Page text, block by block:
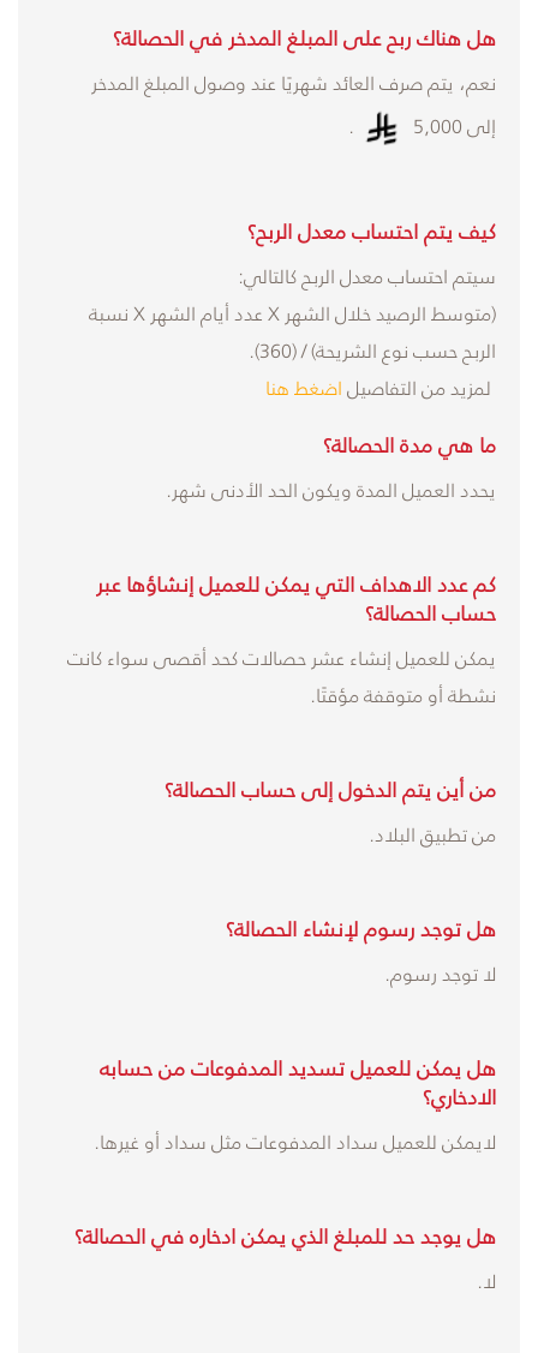
هل هناك ربح على المبلغ المدخر في الحصالة؟
نعم، يتم صرف العائد شهريًا عند وصول المبلغ المدخر
إلى 5,000
.
كيف يتم احتساب معدل الربح؟
سيتم احتساب معدل الربح كالتالي:
(متوسط الرصيد خلال الشهر X عدد أيام الشهر X نسبة
الربح حسب نوع الشريحة) / (360).
لمزيد من التفاصيلاضغط هنا
ما هي مدة الحصالة؟
يحدد العميل المدة ويكون الحد الأدنى شهر.
كم عدد الاهداف التي يمكن للعميل إنشاؤها عبر
حساب الحصالة؟
يمكن للعميل إنشاء عشر حصالات كحد أقصى سواء كانت
نشطة أو متوقفة مؤقتًا.
من أين يتم الدخول إلى حساب الحصالة؟
من تطبيق البلاد.
هل توجد رسوم لإنشاء الحصالة؟
لا توجد رسوم.
هل يمكن للعميل تسديد المدفوعات من حسابه
الادخاري؟
لايمكن للعميل سداد المدفوعات مثل سداد أو غيرها.
هل يوجد حد للمبلغ الذي يمكن ادخاره في الحصالة؟
لا.